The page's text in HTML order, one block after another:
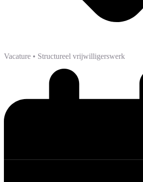
Vacature • Structureel vrijwilligerswerk